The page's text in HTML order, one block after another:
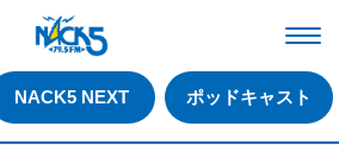
NACK5 NEXT ポッドキャスト